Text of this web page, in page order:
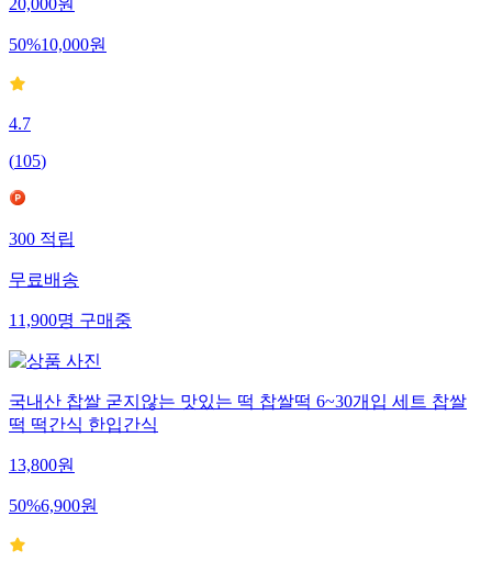
20,000원
50%10,000원
4.7
(105)
300적립
무료배송
11,900명구매중
국내산 찹쌀 굳지않는 맛있는 떡 찹쌀떡 6~30개입 세트 찹쌀
떡 떡간식 한입간식
13,800원
50%6,900원